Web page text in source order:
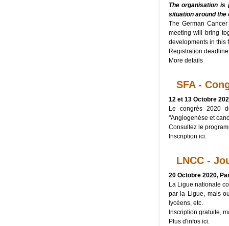
The organisation
situation around the
The German
meeting will bring
developments in this
Registration
More details
SFA -
12 et 13 Octobre
Le congrès 2020
"Angiogenèse et
Consultezle
Inscription ici.
LNCC -
20 Octobre 2020,
La Ligue nationale
par la Ligue, mais
lycéens, etc.
Inscription gratuite,
Plus d'infos ici.